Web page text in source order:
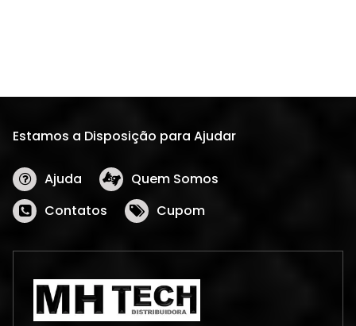
Estamos a Disposição para Ajudar
Ajuda
Quem Somos
Contatos
Cupom